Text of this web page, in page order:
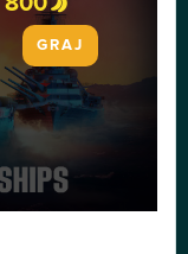
GRAJ